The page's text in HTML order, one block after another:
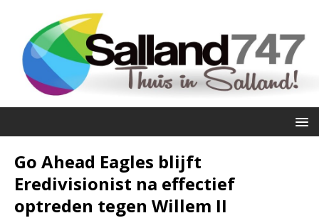
Go Ahead Eagles blijft
Eredivisionist na effectief
optreden tegen Willem II